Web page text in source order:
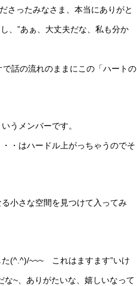
ったみなさま、本当にありがと
、”あぁ、大丈夫だな、私も分か
話の流れのままにこの「ハートの
うメンバーです。
・はハードル上がっちゃうのでそ
小さな空間を見つけて入ってみ
た(^.^)/~~~ これはますます”いけ
な~、ありがたいな、嬉しいなって